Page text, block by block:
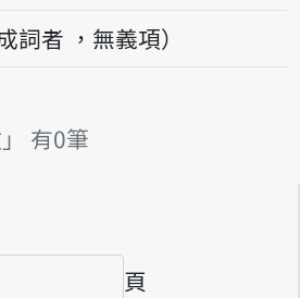
詞者 ，無義項）
有0筆
頁